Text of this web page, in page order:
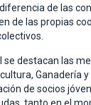
de las
de las propias
se destacan las
Ganadería y
de socios